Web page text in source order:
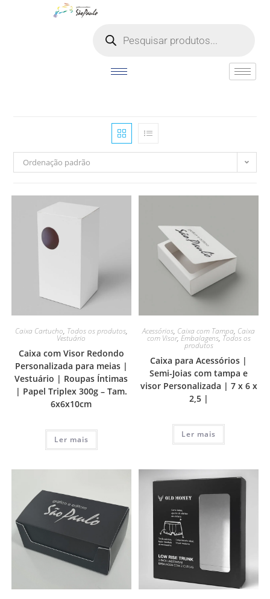
Ordenação padrão
Caixa Cartucho, Todos os produtos,
Vestuário
Caixa com Visor Redondo
Personalizada para meias |
Vestuário | Roupas Íntimas
| Papel Triplex 300g – Tam.
6x6x10cm
Ler mais
Acessórios, Caixa com Tampa, Caixa
com Visor, Embalagens, Todos os
produtos
Caixa para Acessórios |
Semi-Joias com tampa e
visor Personalizada | 7 x 6 x
2,5 |
Ler mais